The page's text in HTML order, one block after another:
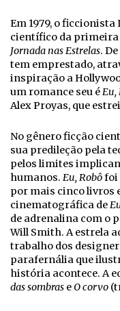
Em 1979, o
científico da
Jornada nas Estrelas.
tem emprestado,
inspiração a
um romance seu éEu,
Alex Proyas, que
No gênero ficção
sua predileção pela
pelos limites
humanos. Eu, Robôfoi
por mais cinco livros
cinematográfica de
de adrenalina com o
Will Smith. A estrela
trabalho dos
parafernália que
história acontece. A
das sombras eO corvo